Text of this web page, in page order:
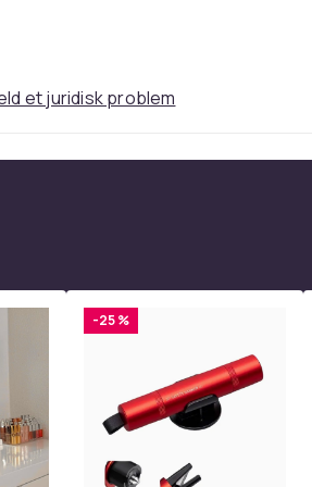
aaa2-207d6ad135f9
et juridisk problem
-25 %